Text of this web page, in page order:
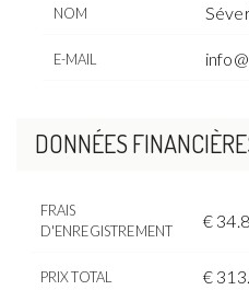
NOM
E-MAIL
DONNÉES
FRAIS
D'ENREGISTREMENT
€
PRIX TOTAL €